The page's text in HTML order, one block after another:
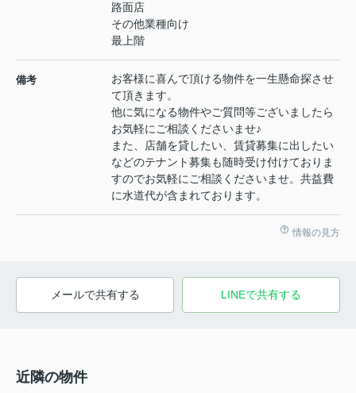
路面店
その他業種向け
最上階
備考
お客様に喜んで頂ける物件を一生懸命探させ
て頂きます。
他に気になる物件やご質問等ございましたら
お気軽にご相談くださいませ♪
また、店舗を貸したい、賃貸募集に出したい
などのテナント募集も随時受け付けておりま
すのでお気軽にご相談くださいませ。共益費
に水道代が含まれております。
情報の見方
メールで共有する LINEで共有する
近隣の物件